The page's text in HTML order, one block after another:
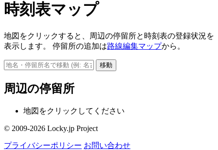
時刻表マップ
地図をクリックすると、周辺の停留所と時刻表の登録状況を
表示します。 停留所の追加は路線編集マップから。
移動
周辺の停留所
地図をクリックしてください
© 2009-2026 Locky.jp Project
プライバシーポリシー お問い合わせ